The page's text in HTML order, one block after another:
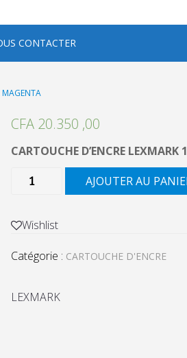
CONTACTER
MAGENTA
CFA 20.350 ,00
CARTOUCHE D’ENCRE
quantité
D'ENCRE
100XL
AJOUTER AU
Wishlist
Catégorie : CARTOUCHE D'ENCRE
LEXMARK